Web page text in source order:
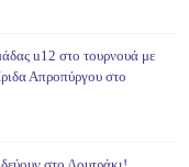
u12 στο τουρνουά με
Απροπύργου στο